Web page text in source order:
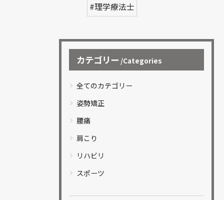
#理学療法士
カテゴリー Categories
全てのカテゴリー
姿勢矯正
腰痛
肩こり
リハビリ
スポーツ